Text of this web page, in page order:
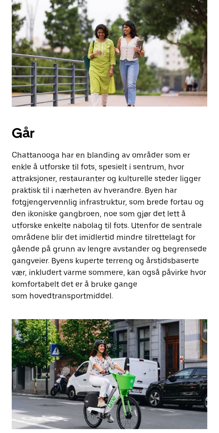
Går
Chattanooga har en blanding av områder som er
enkle å utforske til fots, spesielt i sentrum, hvor
attraksjoner, restauranter og kulturelle steder ligger
praktisk til i nærheten av hverandre. Byen har
fotgjengervennlig infrastruktur, som brede fortau og
den ikoniske gangbroen, noe som gjør det lett å
utforske enkelte nabolag til fots. Utenfor de sentrale
områdene blir det imidlertid mindre tilrettelagt for
gående på grunn av lengre avstander og begrensede
gangveier. Byens kuperte terreng og årstidsbaserte
vær, inkludert varme sommere, kan også påvirke hvor
komfortabelt det er å bruke gange
som hovedtransportmiddel.